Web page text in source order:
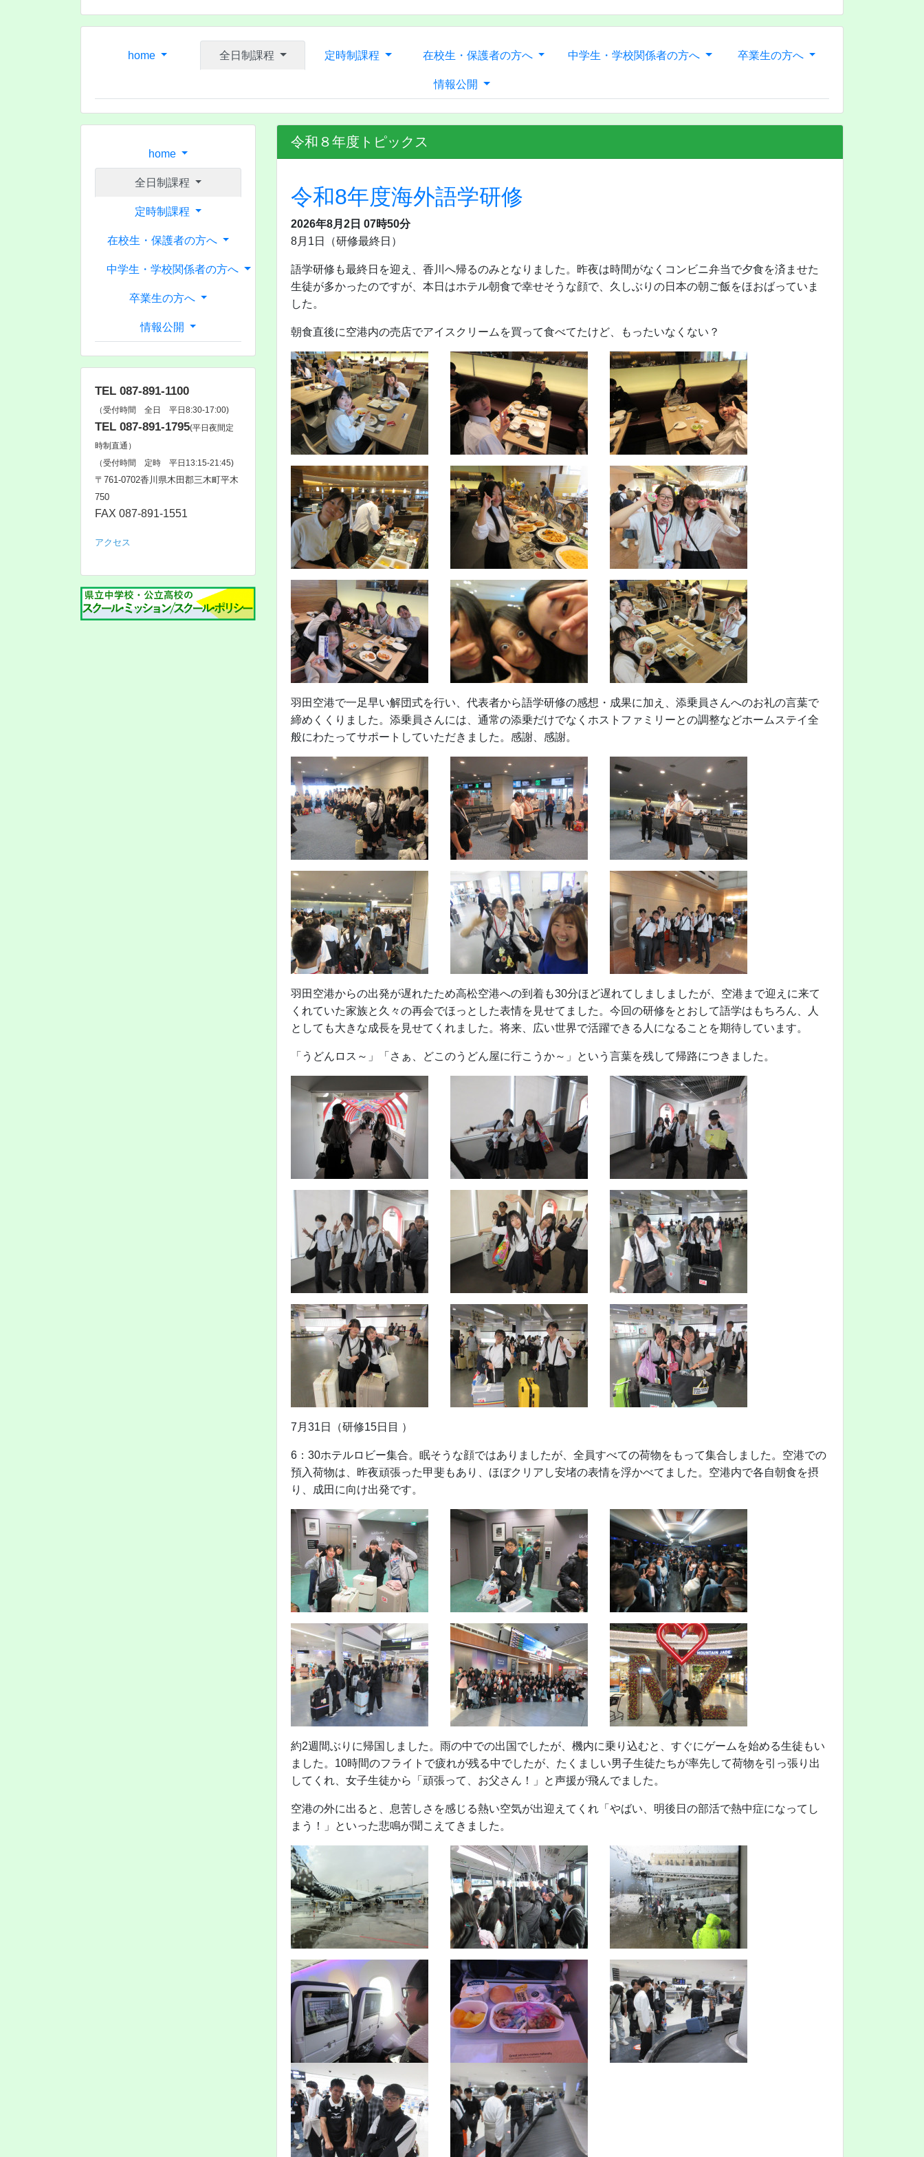
home 全日制課程 定時制課程 在校生・保護者の方へ 中学生・学校関係者の方へ 卒業生の方へ
情報公開
home
全日制課程
定時制課程
在校生・保護者の方へ
中学生・学校関係者の方へ
卒業生の方へ
情報公開
TEL 087-891-1100
（受付時間 全日 平日8:30-17:00)
TEL 087-891-1795(平日夜間定
時制直通）
（受付時間 定時 平日13:15-21:45)
〒761‐0702香川県木田郡三木町平木
750
FAX 087-891-1551
アクセス
令和８年度トピックス
令和8年度海外語学研修
2026年8月2日 07時50分
8月1日（研修最終日）
語学研修も最終日を迎え、香川へ帰るのみとなりました。昨夜は時間がなくコンビニ弁当で夕食を済ませた
生徒が多かったのですが、本日はホテル朝食で幸せそうな顔で、久しぶりの日本の朝ご飯をほおばっていま
した。
朝食直後に空港内の売店でアイスクリームを買って食べてたけど、もったいなくない？
羽田空港で一足早い解団式を行い、代表者から語学研修の感想・成果に加え、添乗員さんへのお礼の言葉で
締めくくりました。添乗員さんには、通常の添乗だけでなくホストファミリーとの調整などホームステイ全
般にわたってサポートしていただきました。感謝、感謝。
羽田空港からの出発が遅れたため高松空港への到着も30分ほど遅れてしましましたが、空港まで迎えに来て
くれていた家族と久々の再会でほっとした表情を見せてました。今回の研修をとおして語学はもちろん、人
としても大きな成長を見せてくれました。将来、広い世界で活躍できる人になることを期待しています。
「うどんロス～」「さぁ、どこのうどん屋に行こうか～」という言葉を残して帰路につきました。
7月31日（研修15日目 ）
6：30ホテルロビー集合。眠そうな顔ではありましたが、全員すべての荷物をもって集合しました。空港での
預入荷物は、昨夜頑張った甲斐もあり、ほぼクリアし安堵の表情を浮かべてました。空港内で各自朝食を摂
り、成田に向け出発です。
約2週間ぶりに帰国しました。雨の中での出国でしたが、機内に乗り込むと、すぐにゲームを始める生徒もい
ました。10時間のフライトで疲れが残る中でしたが、たくましい男子生徒たちが率先して荷物を引っ張り出
してくれ、女子生徒から「頑張って、お父さん！」と声援が飛んでました。
空港の外に出ると、息苦しさを感じる熱い空気が出迎えてくれ「やばい、明後日の部活で熱中症になってし
まう！」といった悲鳴が聞こえてきました。